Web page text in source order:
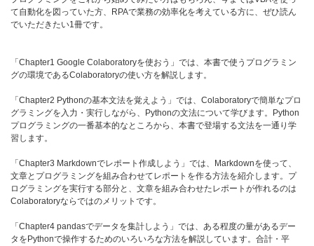
て自動化を図っていた方、RPAで業務の効率化を考えている方に、ぜひ読ん
でいただきたい1冊です。
「Chapter1 Google Colaboratoryを使おう」では、本書で使うプログラミン
グの環境であるColaboratoryの使い方を解説します。
「Chapter2 Pythonの基本文法を覚えよう」では、Colaboratoryで簡単なプロ
グラミングを入力・実行しながら、Pythonの文法について学びます。Python
プログラミングの一番基本的なところから、本書で登場する文法を一通り学
習します。
「Chapter3 Markdownでレポート作成しよう」では、Markdownを使って、
文章とプログラミングを組み合わせてレポートを作る方法を紹介します。プ
ログラミングを実行する部分と、文章を組み合わせたレポートが作れるのは
Colaboratoryならではのメリットです。
「Chapter4 pandasでデータを集計しよう」では、ある程度の量があるデー
タをPythonで操作するためのいろいろな方法を解説しています。合計・平